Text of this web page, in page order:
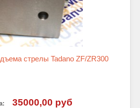
стрелы Tadano ZF/ZR300
35000,00 руб